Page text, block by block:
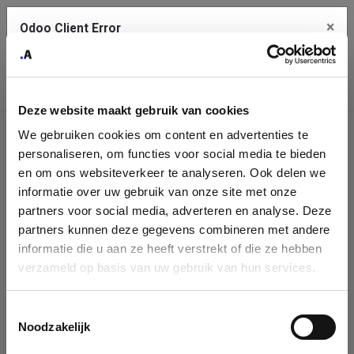
Deze website maakt gebruik van cookies
We gebruiken cookies om content en advertenties te
personaliseren, om functies voor social media te bieden
en om ons websiteverkeer te analyseren. Ook delen we
informatie over uw gebruik van onze site met onze
partners voor social media, adverteren en analyse. Deze
partners kunnen deze gegevens combineren met andere
informatie die u aan ze heeft verstrekt of die ze hebben
verzameld op basis van uw gebruik van hun services.
Noodzakelijk
Company
Identification
Please fill in your company details
You can search a company in our database by name, VAT or
enterprise ID. When a company is selected it will auto-complete the
form. If you don't find your company in our database, you can create
Odoo Client Error ×
service.
See details
Ok